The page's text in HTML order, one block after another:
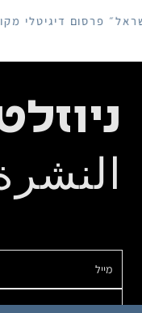
פרסום דיגיטלי